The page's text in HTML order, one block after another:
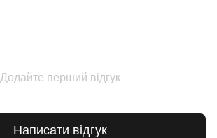
Додайте перший відгук
Написати відгук